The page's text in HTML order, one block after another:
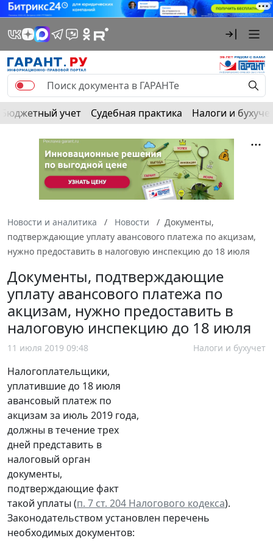
Бюджетный учет Судебная практика Налоги и
Новости и аналитика Новости
Документы,
подтверждающие уплату авансового платежа по акцизам,
нужно предоставить в налоговую инспекцию до 18 июля
Документы, подтверждающие
уплату авансового платежа по
акцизам, нужно предоставить в
налоговую инспекцию до 18 июля
11 июля 2019 09:48 Налоги и бухучет
Налогоплательщики,
уплатившие до 18 июля
авансовый платеж по
акцизам за июль 2019 года,
должны в течение трех
дней представить в
налоговый орган
документы,
подтверждающие факт
такой уплаты (п. 7 ст. 204 Налогового кодекса).
Законодательством установлен перечень
необходимых документов: